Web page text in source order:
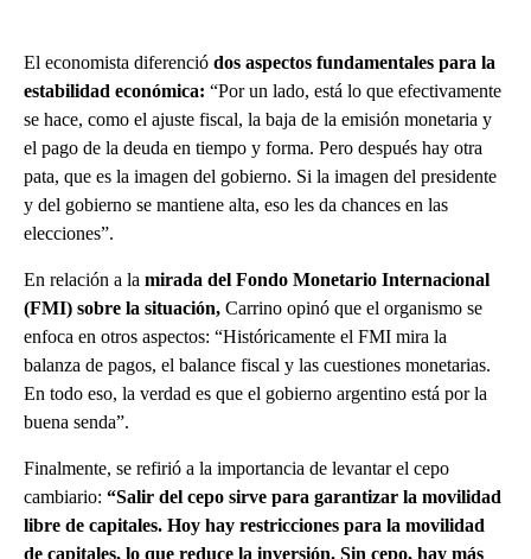
El economista diferenció dos aspectos fundamentales para la
estabilidad económica: “Por un lado, está lo que efectivamente
se hace, como el ajuste fiscal, la baja de la emisión monetaria y
el pago de la deuda en tiempo y forma. Pero después hay otra
pata, que es la imagen del gobierno. Si la imagen del presidente
y del gobierno se mantiene alta, eso les da chances en las
elecciones”.
En relación a la mirada del Fondo Monetario Internacional
(FMI) sobre la situación, Carrino opinó que el organismo se
enfoca en otros aspectos: “Históricamente el FMI mira la
balanza de pagos, el balance fiscal y las cuestiones monetarias.
En todo eso, la verdad es que el gobierno argentino está por la
buena senda”.
Finalmente, se refirió a la importancia de levantar el cepo
cambiario: “Salir del cepo sirve para garantizar la movilidad
libre de capitales. Hoy hay restricciones para la movilidad
de capitales, lo que reduce la inversión. Sin cepo, hay más